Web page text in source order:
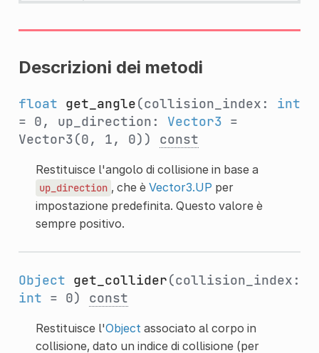
Descrizioni dei metodi
float get_angle(collision_index: int
= 0, up_direction: Vector3 =
Vector3(0, 1, 0)) const
Restituisce l'angolo di collisione in base a
up_direction , che è Vector3.UP per
impostazione predefinita. Questo valore è
sempre positivo.
Object get_collider(collision_index:
int = 0) const
Restituisce l'Object associato al corpo in
collisione, dato un indice di collisione (per